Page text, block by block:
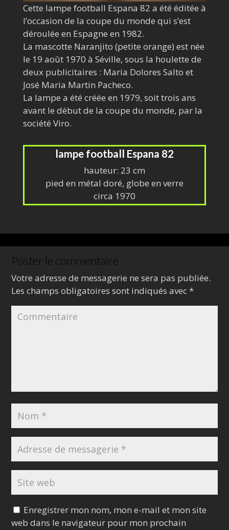
Cette lampe football Espana 82 a été éditée à
l’occasion de la coupe du monde qui s’est
déroulée en Espagne en 1982.
La mascotte Naranjito (petite orange) est née
le 19 août 1970 à Séville, sous la houlette de
deux publicitaires : Maria Dolores Salto et
José Maria Martin Pacheco.
La lampe a été créée en 1979, soit trois ans
avant le début de la coupe du monde, par la
société Viro.
lampe football Espana 82
hauteur: 23 cm
pied en métal doré, globe en verre
circa 1970
Poster le commentaire
Votre adresse de messagerie ne sera pas publiée.
Les champs obligatoires sont indiqués avec*
Enregistrer mon nom, mon e-mail et mon site
web dans le navigateur pour mon prochain